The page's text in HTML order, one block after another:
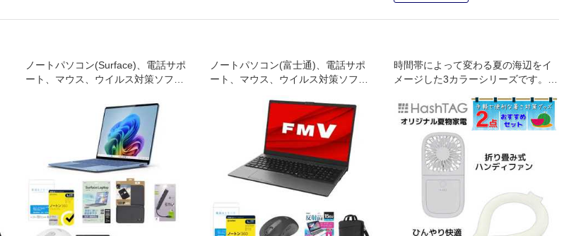
ノートパソコン(Surface)、電話サポ
ート、マウス、ウイルス対策ソフ
メモリ、USBハブがセットになった
ノートパソコン(富士通)、電話サポ
ート、マウス、ウイルス対策ソフ
った商品です。
時間帯によって変わる夏の海辺をイ
メージした3カラーシリーズです。ひ
み式ハンディファン 夏色プラス セ
ットです。